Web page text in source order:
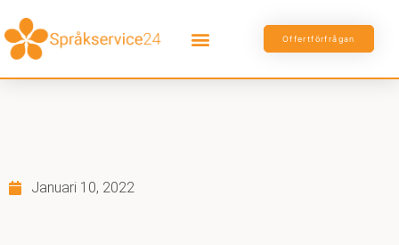
Offertförfrågan
Januari 10, 2022